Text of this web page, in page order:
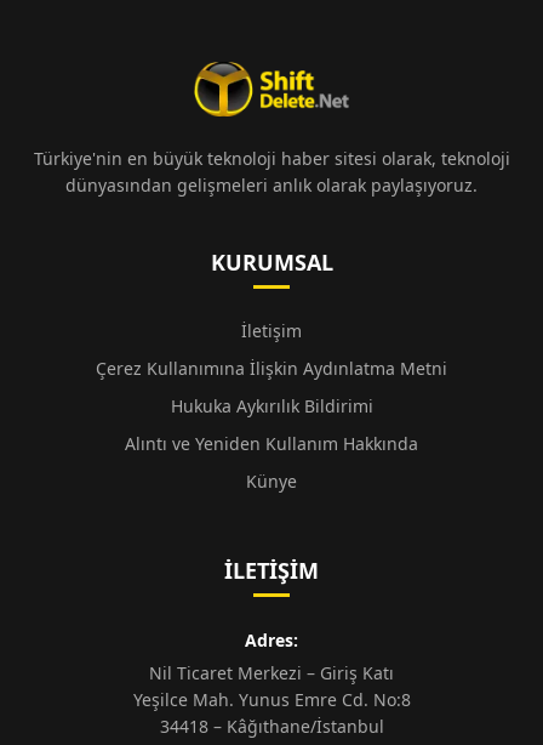
Türkiye'nin en büyük teknoloji haber sitesi olarak, teknoloji
dünyasından gelişmeleri anlık olarak paylaşıyoruz.
KURUMSAL
İletişim
Çerez Kullanımına İlişkin Aydınlatma Metni
Hukuka Aykırılık Bildirimi
Alıntı ve Yeniden Kullanım Hakkında
Künye
İLETIŞIM
Adres:
Nil Ticaret Merkezi – Giriş Katı
Yeşilce Mah. Yunus Emre Cd. No:8
34418 – Kâğıthane/İstanbul